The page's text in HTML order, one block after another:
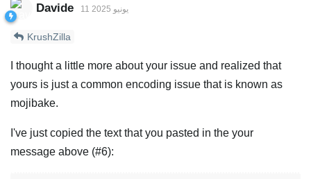
Davide 11 يونيو 2025
KrushZilla
I thought a little more about your issue and realized that
yours is just a common encoding issue that is known as
mojibake.
I've just copied the text that you pasted in the your
message above (#6):